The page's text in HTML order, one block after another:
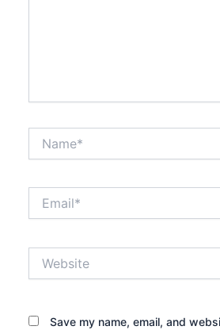
Save my name, email, and